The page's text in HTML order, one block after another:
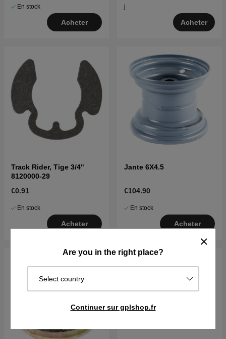
Are you in the right place?
Select country
Continuer sur gplshop.fr
En stock
Acheter
j
Acheter
Track Rider, Tige 3/4"
8120000-29
€0.91
En stock
Acheter
Jante 6X4.5
€104.90
En stock
Acheter